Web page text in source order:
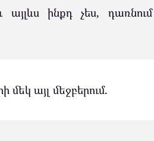
ինքդ չես,
մեկ այլ մեջբերում.